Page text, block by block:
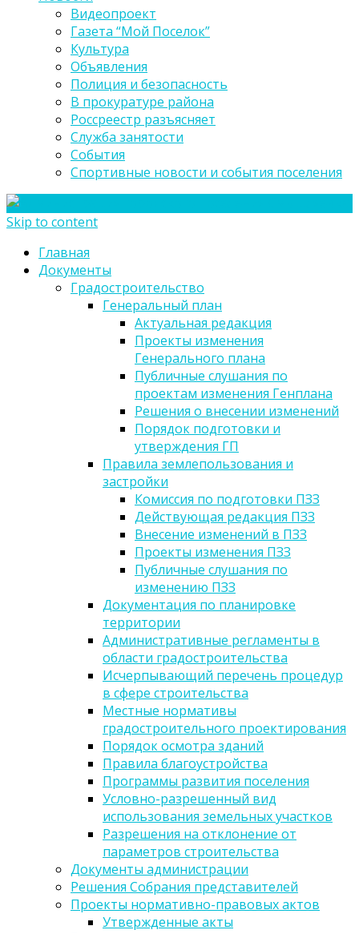
Видеопроект
Газета “Мой Поселок”
Культура
Объявления
Полиция и безопасность
В прокуратуре района
Россреестр разъясняет
Служба занятости
События
Спортивные новости и события поселения
Skip to content
Главная
Документы
Градостроительство
Генеральный план
Актуальная редакция
Проекты изменения
Генерального плана
Публичные слушания по
проектам изменения Генплана
Решения о внесении изменений
Порядок подготовки и
утверждения ГП
Правила землепользования и
застройки
Комиссия по подготовки ПЗЗ
Действующая редакция ПЗЗ
Внесение изменений в ПЗЗ
Проекты изменения ПЗЗ
Публичные слушания по
изменению ПЗЗ
Документация по планировке
территории
Административные регламенты в
области градостроительства
Исчерпывающий перечень процедур
в сфере строительства
Местные нормативы
градостроительного проектирования
Порядок осмотра зданий
Правила благоустройства
Программы развития поселения
Условно-разрешенный вид
использования земельных участков
Разрешения на отклонение от
параметров строительства
Документы администрации
Решения Собрания представителей
Проекты нормативно-правовых актов
Утвержденные акты